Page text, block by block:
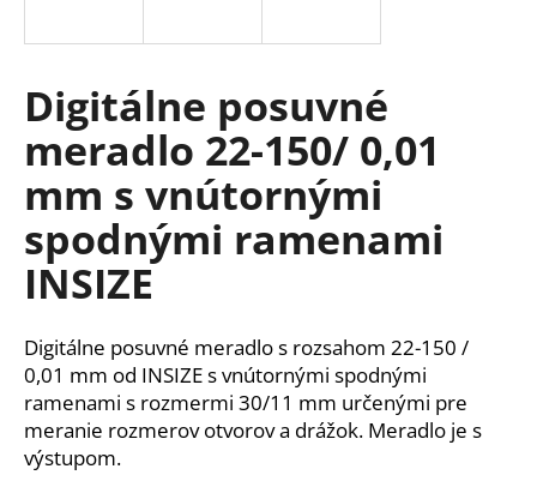
Digitálne posuvné
meradlo 22-150/ 0,01
mm s vnútornými
spodnými ramenami
INSIZE
Digitálne posuvné meradlo s rozsahom 22-150 /
0,01 mm od INSIZE s vnútornými spodnými
ramenami s rozmermi 30/11 mm určenými pre
meranie rozmerov otvorov a drážok. Meradlo je s
výstupom.
s
ť
?
O
d
p
o